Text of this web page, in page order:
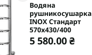
Водяна
рушникосушарка
INOX Стандарт
570х430/400
5 580.00 ₴